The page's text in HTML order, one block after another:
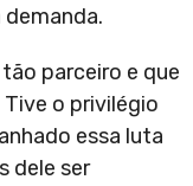
parceiro e que
o privilégio
essa luta
dele ser